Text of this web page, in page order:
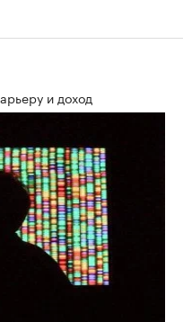
и доход